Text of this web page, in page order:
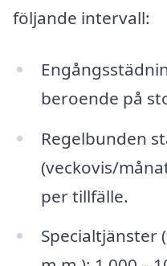
följande intervall:
beroende på
Regelbunden
(veckovis/
per tillfälle.
Specialtjänster